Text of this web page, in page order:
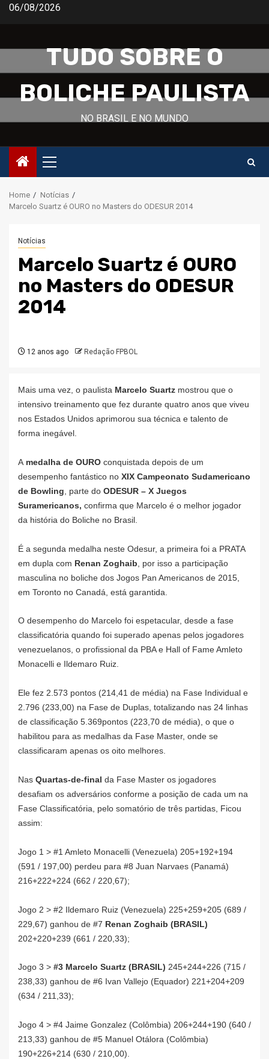
Skip06/08/2026
TUDO SOBRE O
BOLICHE PAULISTA
NO BRASIL E NO MUNDO
Primary
Menu
Home
Notícias
Marcelo Suartz é OURO no Masters do ODESUR 2014
Notícias
Marcelo Suartz é OURO
no Masters do ODESUR
2014
12 anos ago Redação FPBOL
Mais uma vez, o paulista Marcelo Suartz mostrou que o
intensivo treinamento que fez durante quatro anos que viveu
nos Estados Unidos aprimorou sua técnica e talento de
forma inegável.
A medalha de OURO conquistada depois de um
desempenho fantástico no XIX Campeonato Sudamericano
de Bowling , parte do ODESUR – X Juegos
Suramericanos, confirma que Marcelo é o melhor jogador
da história do Boliche no Brasil.
É a segunda medalha neste Odesur, a primeira foi a PRATA
em dupla com Renan Zoghaib , por isso a participação
masculina no boliche dos Jogos Pan Americanos de 2015,
em Toronto no Canadá, está garantida.
O desempenho do Marcelo foi espetacular, desde a fase
classificatória quando foi superado apenas pelos jogadores
venezuelanos, o profissional da PBA e Hall of Fame Amleto
Monacelli e Ildemaro Ruiz.
Ele fez 2.573 pontos (214,41 de média) na Fase Individual e
2.796 (233,00) na Fase de Duplas, totalizando nas 24 linhas
de classificação 5.369pontos (223,70 de média), o que o
habilitou para as medalhas da Fase Master, onde se
classificaram apenas os oito melhores.
Nas Quartas-de-final da Fase Master os jogadores
desafiam os adversários conforme a posição de cada um na
Fase Classificatória, pelo somatório de três partidas, Ficou
assim:
Jogo 1 > #1 Amleto Monacelli (Venezuela) 205+192+194
(591 / 197,00) perdeu para #8 Juan Narvaes (Panamá)
216+222+224 (662 / 220,67);
Jogo 2 > #2 Ildemaro Ruiz (Venezuela) 225+259+205 (689 /
229,67) ganhou de #7 Renan Zoghaib (BRASIL)
202+220+239 (661 / 220,33);
Jogo 3 > #3 Marcelo Suartz (BRASIL) 245+244+226 (715 /
238,33) ganhou de #6 Ivan Vallejo (Equador) 221+204+209
(634 / 211,33);
Jogo 4 > #4 Jaime Gonzalez (Colômbia) 206+244+190 (640 /
213,33) ganhou de #5 Manuel Otálora (Colômbia)
190+226+214 (630 / 210,00).